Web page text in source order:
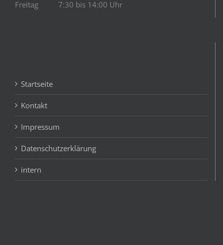
Freitag 7:30 bis 14:00 Uhr
Startseite
Kontakt
Impressum
Datenschutzerklärung
intern